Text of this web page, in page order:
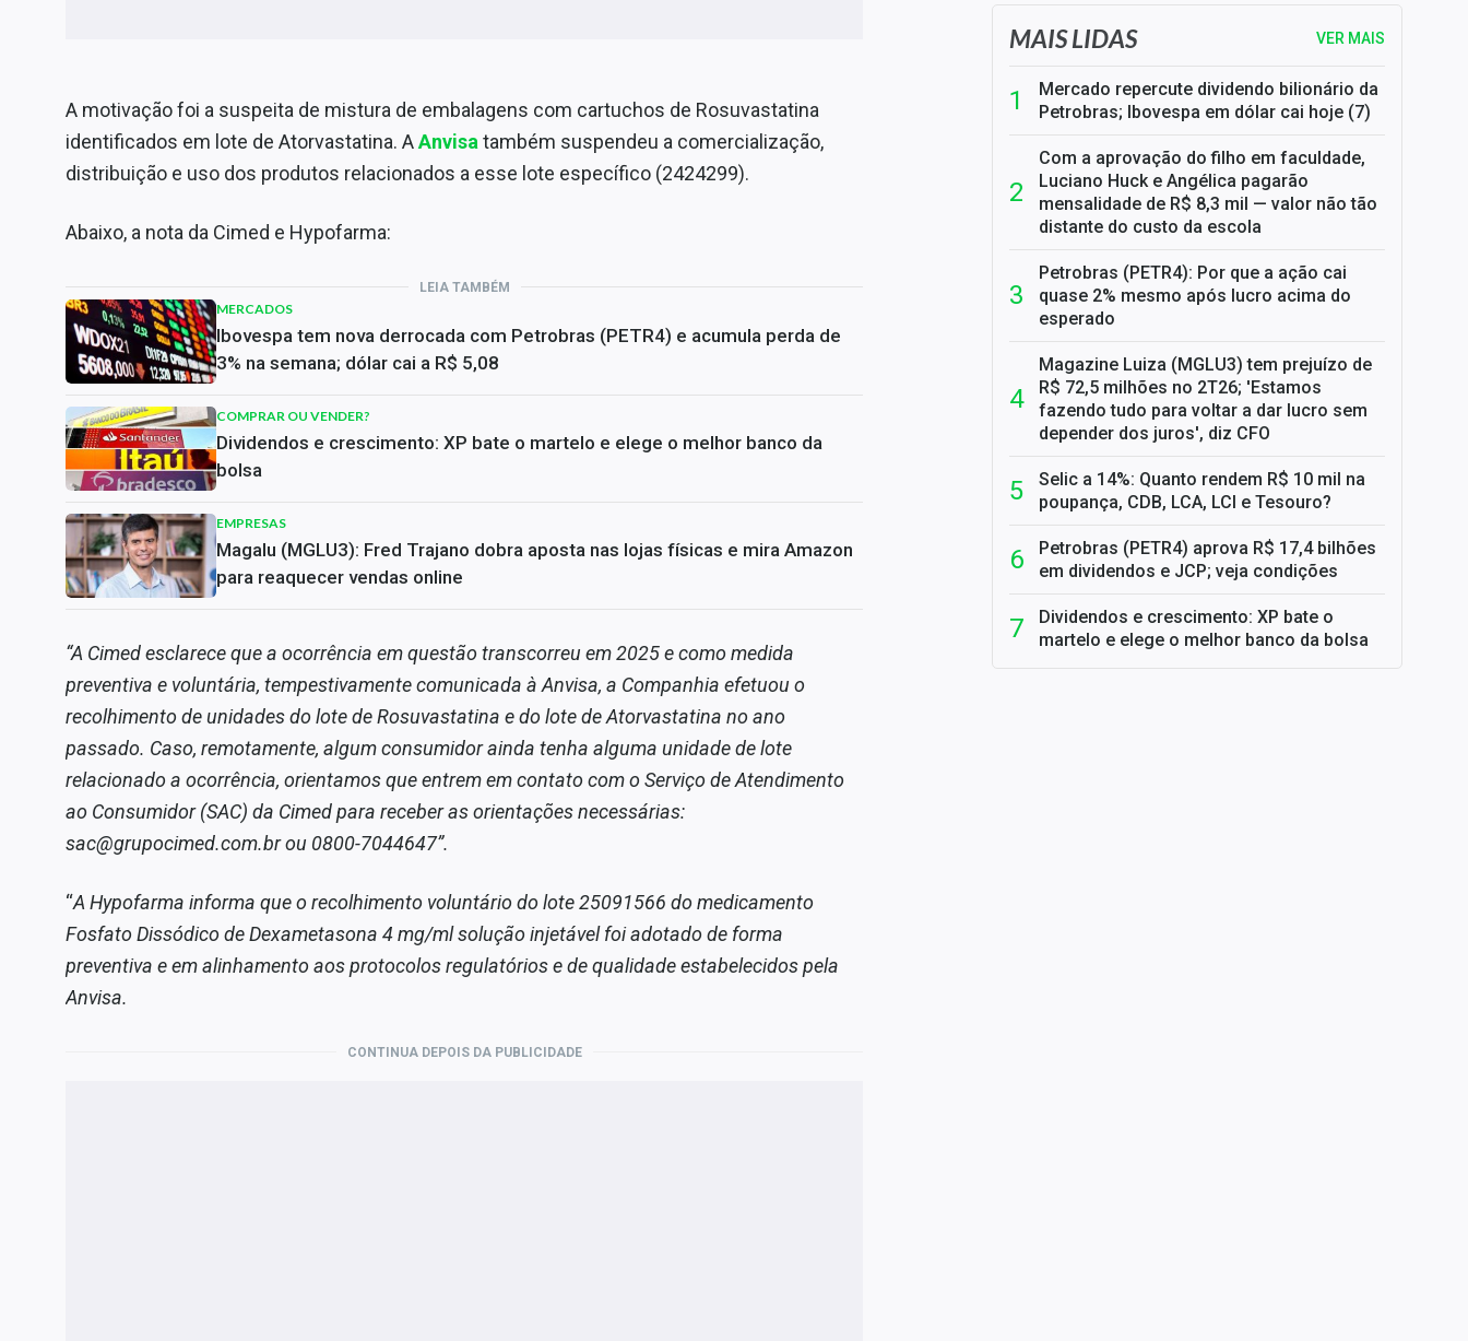
A motivação foi a suspeita de mistura de embalagens com cartuchos de Rosuvastatina
identificados em lote de Atorvastatina. AAnvisa também suspendeu a comercialização,
distribuição e uso dos produtos relacionados a esse lote específico (2424299).
Abaixo, a nota da Cimed e Hypofarma:
LEIA TAMBÉM
MERCADOS
Ibovespa tem nova derrocada com Petrobras (PETR4) e acumula perda de
3% na semana; dólar cai a R$ 5,08
COMPRAR OU VENDER?
Dividendos e crescimento: XP bate o martelo e elege o melhor banco da
bolsa
EMPRESAS
Magalu (MGLU3): Fred Trajano dobra aposta nas lojas físicas e mira Amazon
para reaquecer vendas online
“A Cimed esclarece que a ocorrência em questão transcorreu em 2025 e como medida
preventiva e voluntária, tempestivamente comunicada à Anvisa, a Companhia efetuou o
recolhimento de unidades do lote de Rosuvastatina e do lote de Atorvastatina no ano
passado. Caso, remotamente, algum consumidor ainda tenha alguma unidade de lote
relacionado a ocorrência, orientamos que entrem em contato com o Serviço de Atendimento
ao Consumidor (SAC) da Cimed para receber as orientações necessárias:
sac@grupocimed.com.br ou 0800-7044647”.
“A Hypofarma informa que o recolhimento voluntário do lote 25091566 do medicamento
Fosfato Dissódico de Dexametasona 4 mg/ml solução injetável foi adotado de forma
preventiva e em alinhamento aos protocolos regulatórios e de qualidade estabelecidos pela
Anvisa.
CONTINUA DEPOIS DA PUBLICIDADE
MAIS LIDAS VER MAIS
Mercado repercute dividendo bilionário da
Petrobras; Ibovespa em dólar cai hoje (7)
Com a aprovação do filho em faculdade,
Luciano Huck e Angélica pagarão
mensalidade de R$ 8,3 mil — valor não tão
distante do custo da escola
Petrobras (PETR4): Por que a ação cai
quase 2% mesmo após lucro acima do
esperado
Magazine Luiza (MGLU3) tem prejuízo de
R$ 72,5 milhões no 2T26; 'Estamos
fazendo tudo para voltar a dar lucro sem
depender dos juros', diz CFO
Selic a 14%: Quanto rendem R$ 10 mil na
poupança, CDB, LCA, LCI e Tesouro?
Petrobras (PETR4) aprova R$ 17,4 bilhões
em dividendos e JCP; veja condições
Dividendos e crescimento: XP bate o
martelo e elege o melhor banco da bolsa